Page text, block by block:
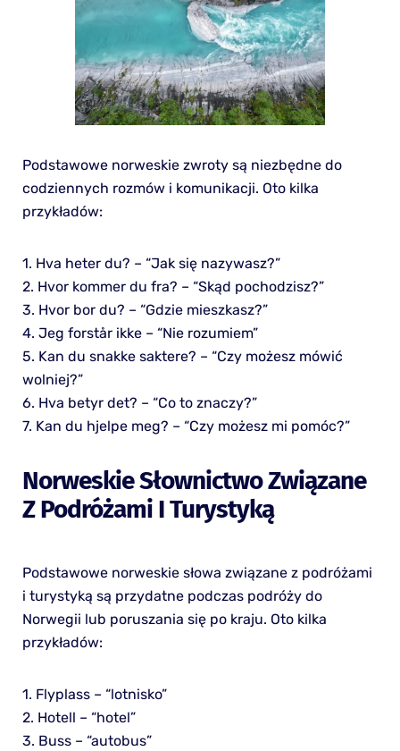
Podstawowe norweskie zwroty są niezbędne do
codziennych rozmów i komunikacji. Oto kilka
przykładów:
1. Hva heter du? – “Jak się nazywasz?”
2. Hvor kommer du fra? – “Skąd pochodzisz?”
3. Hvor bor du? – “Gdzie mieszkasz?”
4. Jeg forstår ikke – “Nie rozumiem”
5. Kan du snakke saktere? – “Czy możesz mówić
wolniej?”
6. Hva betyr det? – “Co to znaczy?”
7. Kan du hjelpe meg? – “Czy możesz mi pomóc?”
Norweskie Słownictwo Związane
Z Podróżami I Turystyką
Podstawowe norweskie słowa związane z podróżami
i turystyką są przydatne podczas podróży do
Norwegii lub poruszania się po kraju. Oto kilka
przykładów:
1. Flyplass – “lotnisko”
2. Hotell – “hotel”
3. Buss – “autobus”